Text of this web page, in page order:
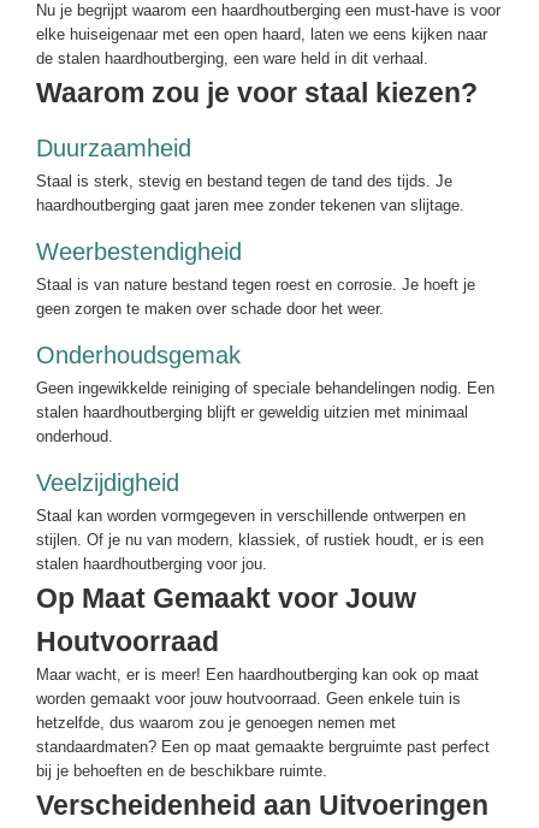
Nu je begrijpt waarom een haardhoutberging een must-have is voor
elke huiseigenaar met een open haard, laten we eens kijken naar
de stalen haardhoutberging, een ware held in dit verhaal.
Waarom zou je voor staal kiezen?
Duurzaamheid
Staal is sterk, stevig en bestand tegen de tand des tijds. Je
haardhoutberging gaat jaren mee zonder tekenen van slijtage.
Weerbestendigheid
Staal is van nature bestand tegen roest en corrosie. Je hoeft je
geen zorgen te maken over schade door het weer.
Onderhoudsgemak
Geen ingewikkelde reiniging of speciale behandelingen nodig. Een
stalen haardhoutberging blijft er geweldig uitzien met minimaal
onderhoud.
Veelzijdigheid
Staal kan worden vormgegeven in verschillende ontwerpen en
stijlen. Of je nu van modern, klassiek, of rustiek houdt, er is een
stalen haardhoutberging voor jou.
Op Maat Gemaakt voor Jouw
Houtvoorraad
Maar wacht, er is meer! Een haardhoutberging kan ook op maat
worden gemaakt voor jouw houtvoorraad. Geen enkele tuin is
hetzelfde, dus waarom zou je genoegen nemen met
standaardmaten? Een op maat gemaakte bergruimte past perfect
bij je behoeften en de beschikbare ruimte.
Verscheidenheid aan Uitvoeringen